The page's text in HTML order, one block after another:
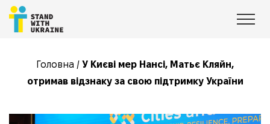
Головна / У Києві мер Нансі, Матьє Кляйн,
отримав відзнаку за свою підтримку України